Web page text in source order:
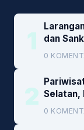
1
dan
0
2 Selatan,
0